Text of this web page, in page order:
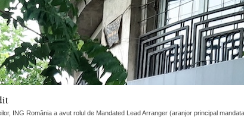
ING România a avut rolul de Mandated Lead Arranger (aranjor principal